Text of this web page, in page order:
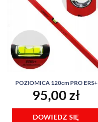
POZIOMICA 120cm PRO ERS+
95,00 zł
DOWIEDZ SIĘ